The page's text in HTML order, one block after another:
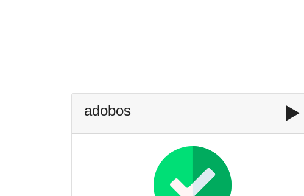
adobos ▶️